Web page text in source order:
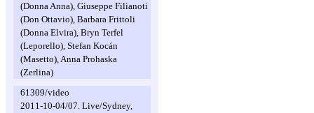
(Donna Anna), Giuseppe Filianoti
(Don Ottavio), Barbara Frittoli
(Donna Elvira), Bryn Terfel
(Leporello), Stefan Kocán
(Masetto), Anna Prohaska
(Zerlina)
61309/video
2011-10-04/07. Live/Sydney,